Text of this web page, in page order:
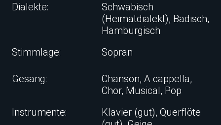
Dialekte:
Schwäbisch
(Heimatdialekt), Badisch,
Hamburgisch
Stimmlage:
Sopran
Gesang:
Chanson, A cappella,
Chor, Musical, Pop
Instrumente:
Klavier (gut), Querflöte